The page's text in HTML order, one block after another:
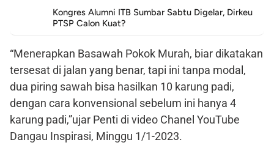
Kongres Alumni ITB Sumbar Sabtu Digelar, Dirkeu
PTSP Calon Kuat?
“Menerapkan Basawah Pokok Murah, biar dikatakan
tersesat di jalan yang benar, tapi ini tanpa modal,
dua piring sawah bisa hasilkan 10 karung padi,
dengan cara konvensional sebelum ini hanya 4
karung padi,”ujar Penti di video Chanel YouTube
Dangau Inspirasi, Minggu 1/1-2023.